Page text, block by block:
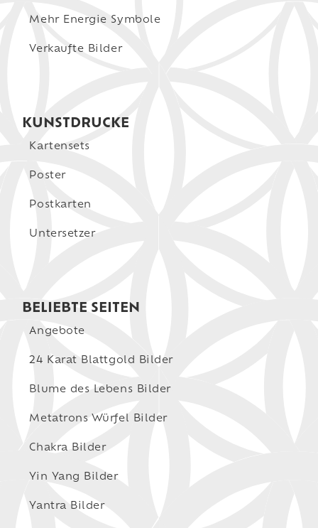
Mehr Energie Symbole
Verkaufte Bilder
KUNSTDRUCKE
Kartensets
Poster
Postkarten
Untersetzer
BELIEBTE SEITEN
Angebote
24 Karat Blattgold Bilder
Blume des Lebens Bilder
Metatrons Würfel Bilder
Chakra Bilder
Yin Yang Bilder
Yantra Bilder